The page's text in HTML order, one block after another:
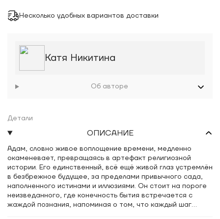
Несколько удобных вариантов доставки
Катя Никитина
Об авторе
Детали
ОПИСАНИЕ
Адам, словно живое воплощение времени, медленно
окаменевает, превращаясь в артефакт религиозной
истории. Его единственный, всё ещё живой глаз устремлён
в безбрежное будущее, за пределами привычного сада,
наполненного истинами и иллюзиями. Он стоит на пороге
неизведанного, где конечность бытия встречается с
жаждой познания, напоминая о том, что каждый шаг